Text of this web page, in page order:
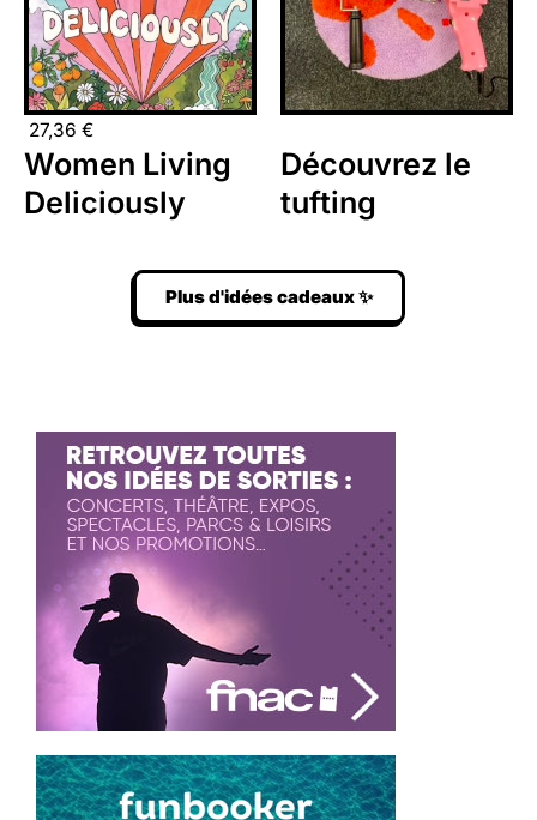
27,36 €
Women Living
Deliciously
Découvrez le
tufting
Plus d'idées cadeaux ✨